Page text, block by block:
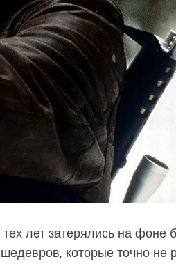
лет затерялись на фоне
которые точно не